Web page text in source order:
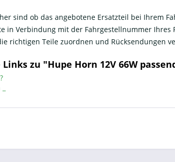
sind ob das angebotene Ersatzteil bei Ihrem
in Verbindung mit der Fahrgestellnummer Ihres
richtigen Teile zuordnen und Rücksendungen
zu "Hupe Horn 12V 66W